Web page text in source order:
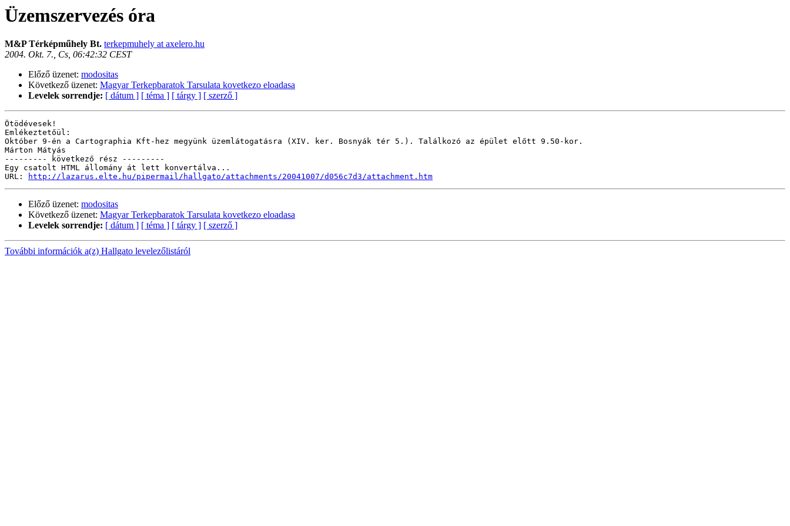
Üzemszervezés óra
M&P Térképműhely Bt. terkepmuhely at axelero.hu
2004. Okt. 7., Cs, 06:42:32 CEST
Előző üzenet: modositas
Következő üzenet: Magyar Terkepbaratok Tarsulata kovetkezo eloadasa
Levelek sorrendje: [ dátum ] [ téma ] [ tárgy ] [ szerző ]
Ötödévesek!
Emlékeztetőül:
Október 9-én a Cartographia Kft-hez megyünk üzemlátogatásra (XIV. ker. Bosnyák tér 5.). Találkozó az épület előtt 9.50-kor.
Márton Mátyás
--------- következő rész ---------
Egy csatolt HTML állomány át lett konvertálva...
URL:
http://lazarus.elte.hu/pipermail/hallgato/attachments/20041007/d056c7d3/attachment.htm
Előző üzenet: modositas
Következő üzenet: Magyar Terkepbaratok Tarsulata kovetkezo eloadasa
Levelek sorrendje: [ dátum ] [ téma ] [ tárgy ] [ szerző ]
További információk a(z) Hallgato levelezőlistáról